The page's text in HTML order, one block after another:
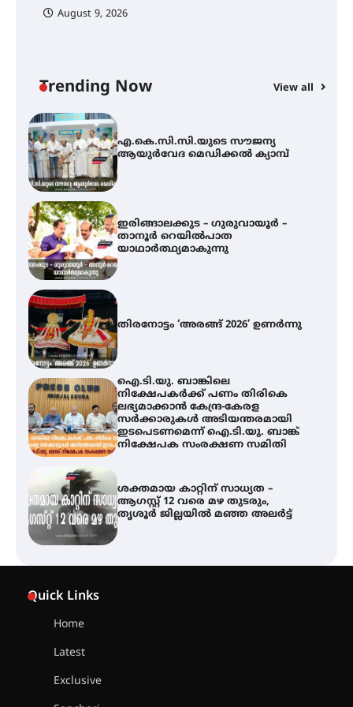
August 9, 2026
Trending Now View all
എ.കെ.സി.സി.യുടെ സൗജന്യ
ആയുർവേദ മെഡിക്കൽ ക്യാമ്പ്
ഇരിങ്ങാലക്കുട – ഗുരുവായൂർ –
താനൂർ റെയിൽപാത
യാഥാർത്ഥ്യമാകുന്നു
തിരനോട്ടം ‘അരങ്ങ് 2026’ ഉണർന്നു
ഐ.ടി.യു. ബാങ്കിലെ
നിക്ഷേപകർക്ക് പണം തിരികെ
ലഭ്യമാക്കാൻ കേന്ദ്ര-കേരള
സർക്കാരുകൾ അടിയന്തരമായി
ഇടപെടണമെന്ന് ഐ.ടി.യു. ബാങ്ക്
നിക്ഷേപക സംരക്ഷണ സമിതി
ശക്തമായ കാറ്റിന് സാധ്യത –
ആഗസ്റ്റ് 12 വരെ മഴ തുടരും,
തൃശൂർ ജില്ലയിൽ മഞ്ഞ അലർട്ട്
Quick Links
Home
Latest
Exclusive